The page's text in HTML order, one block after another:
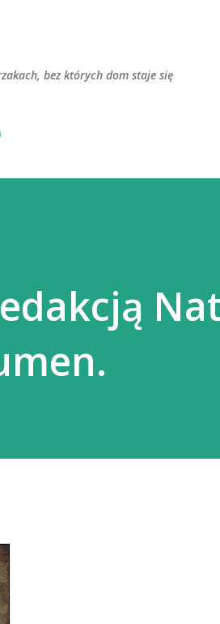
bez których dom staje się